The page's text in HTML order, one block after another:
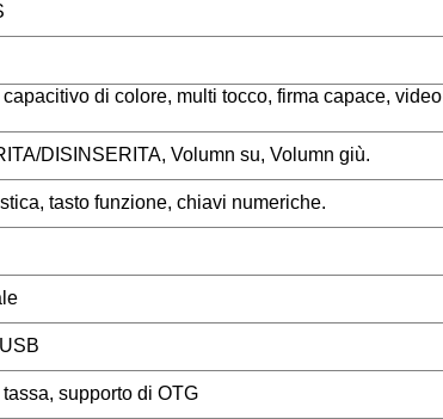
capacitivo di colore, multi tocco, firma capace, video
DISINSERITA, Volumn su, Volumn giù.
tasto funzione, chiavi numeriche.
supporto di OTG